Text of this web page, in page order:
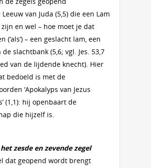
van Juda (5,5) die een Lam
en wel – hoe moet je dat
(‘als’) – een geslacht lam, een
de slachtbank (5,6; vgl. Jes. 53,7
van de lijdende knecht). Hier
bedoeld is met de
‘Apokalyps van Jezus
(1,1): hij openbaart de
die hijzelf is.
zesde en zevende zegel
dat geopend wordt brengt